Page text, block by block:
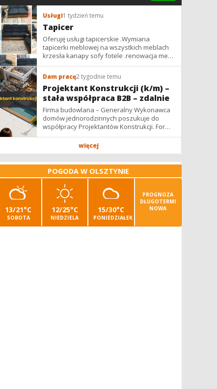
Usługi1 tydzień temu
Tapicer
Oferuję usługi tapicerskie .Wymiana
tapicerki meblowej na wszystkich meblach
krzesła kanapy sofy fotele .renowacja mebli
vintage,PRL. glamur
Dam pracę2 tygodnie temu
Projektant Konstrukcji (k/m) –
stała współpraca B2B – zdalnie
Firma budowlana – Generalny Wykonawca
domów jednorodzinnych poszukuje do
współpracy Projektantów Konstrukcji. Forma
współpracy: B2B / podwykonawstwo –
więcej
POGODA W OLSZTYNIE
13/21°C
SOBOTA
12/25°C
NIEDZIELA
15/30°C
PONIEDZIAŁEK
PROGNOZA
DŁUGOTERMI
NOWA